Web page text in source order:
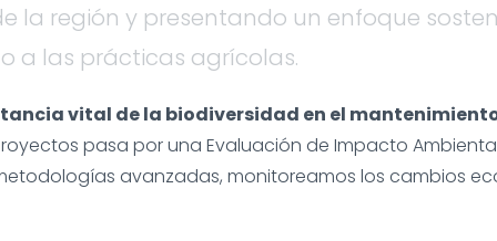
la región y presentando un enfoque
a las prácticas agrícolas.
vital de la biodiversidad en el
pasa por una Evaluación de Impacto
avanzadas, monitoreamos los cambios